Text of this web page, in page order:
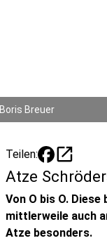
Boris Breuer
Teilen: open_in_new
Atze
Von O bis O.
mittlerweile auch
Atze besonders.